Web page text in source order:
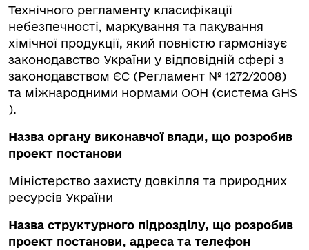
Технічного регламенту класифікації
небезпечності, маркування та пакування
хімічної продукції, який повністю гармонізує
законодавство України у відповідній сфері з
законодавством ЄС (Регламент № 1272/2008)
та міжнародними нормами ООН (система GHS
).
Назва органу виконавчої влади, що розробив
проект постанови
Міністерство захисту довкілля та природних
ресурсів України
Назва структурного підрозділу, що розробив
проект постанови, адреса та телефон